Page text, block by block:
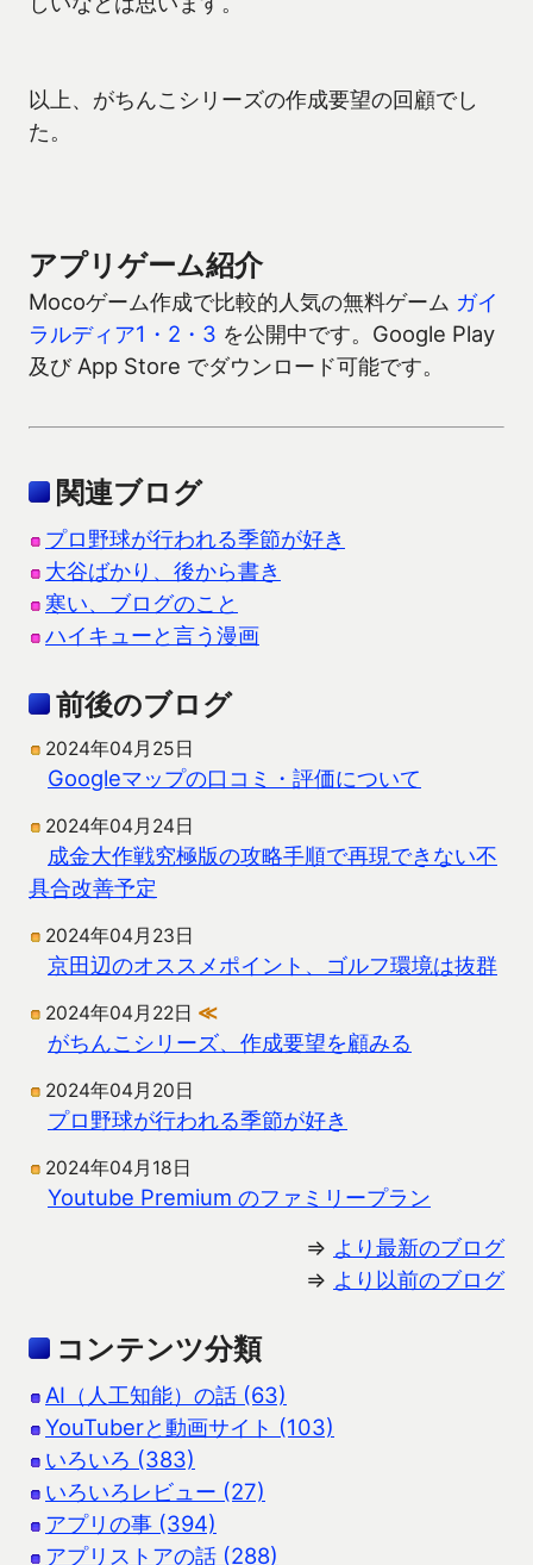
以上、がちんこシリーズの作成要望の回顧でし
た。
アプリゲーム紹介
Mocoゲーム作成で比較的人気の無料ゲーム ガイ
ラルディア1・2・3 を公開中です。Google Play
及び App Store でダウンロード可能です。
関連ブログ
プロ野球が行われる季節が好き
大谷ばかり、後から書き
寒い、ブログのこと
ハイキューと言う漫画
前後のブログ
2024年04月25日
Googleマップの口コミ・評価について
2024年04月24日
成金大作戦究極版の攻略手順で再現できない不
具合改善予定
2024年04月23日
京田辺のオススメポイント、ゴルフ環境は抜群
2024年04月22日 ≪
がちんこシリーズ、作成要望を顧みる
2024年04月20日
プロ野球が行われる季節が好き
2024年04月18日
Youtube Premium のファミリープラン
⇒ より最新のブログ
⇒ より以前のブログ
コンテンツ分類
AI（人工知能）の話 (63)
YouTuberと動画サイト (103)
いろいろ (383)
いろいろレビュー (27)
アプリの事 (394)
アプリストアの話 (288)